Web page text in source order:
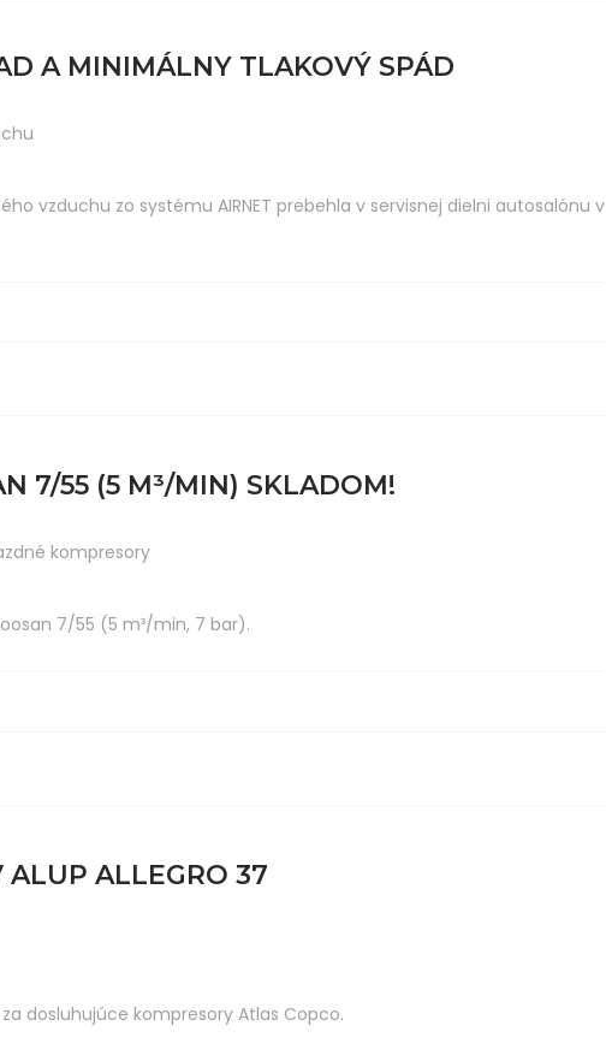
A MINIMÁLNY TLAKOVÝ SPÁD
vzduchu zo systému AIRNET prebehla v servisnej dielni autosalónu v
7/55 (5 M³/MIN) SKLADOM!
kompresory
7/55 (5 m³/min, 7 bar).
ALUP ALLEGRO 37
dosluhujúce kompresory Atlas Copco.